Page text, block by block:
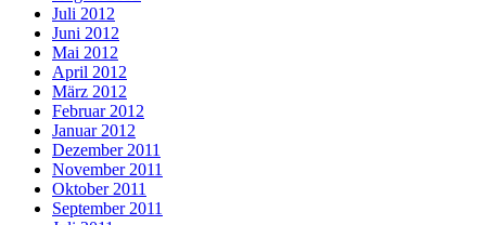
Juli 2012
Juni 2012
Mai 2012
April 2012
März 2012
Februar 2012
Januar 2012
Dezember 2011
November 2011
Oktober 2011
September 2011